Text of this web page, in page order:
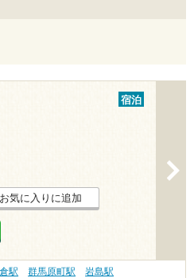
宿泊
お気に入りに追加
駅 群馬原町駅 岩島駅